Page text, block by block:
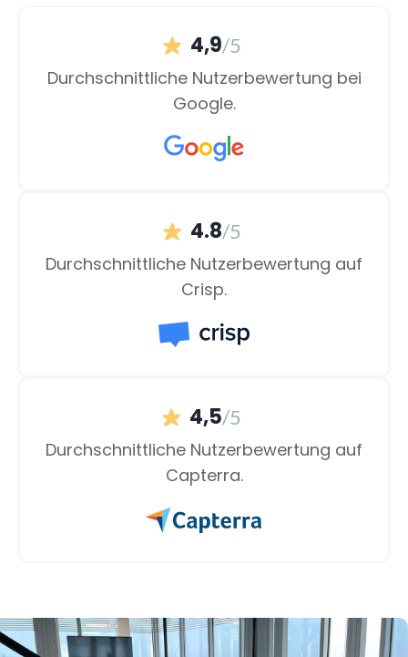
4,9/5
Durchschnittliche Nutzerbewertung bei
Google.
4.8/5
Durchschnittliche Nutzerbewertung auf
Crisp.
4,5/5
Durchschnittliche Nutzerbewertung auf
Capterra.